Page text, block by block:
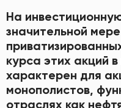
На
значительной
курса этих акций
характерен для
монополистов,
отраслях как